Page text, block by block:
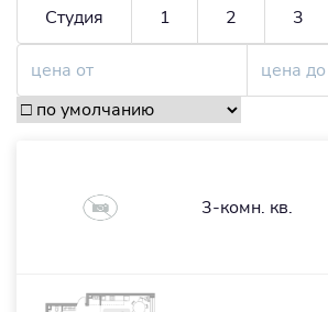
Студия 1 2 3
3-комн. кв.